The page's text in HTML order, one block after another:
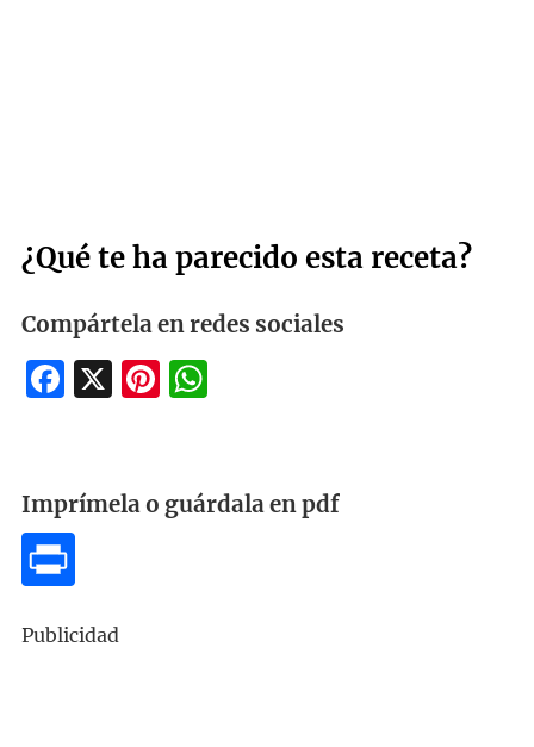
¿Qué te ha parecido esta receta?
Compártela en redes sociales
Facebook
X Pinterest
WhatsApp
Imprímela o guárdala en pdf
Publicidad